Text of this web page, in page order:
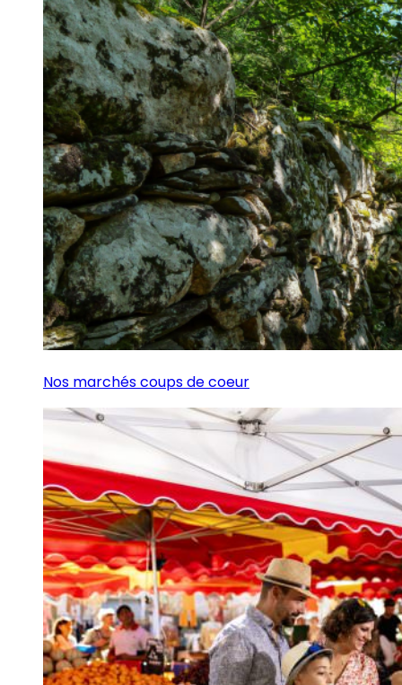
Nos marchés coups de coeur